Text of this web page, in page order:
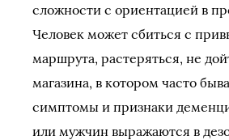
сложности с ориентацией в
Человек может сбиться с
маршрута, растеряться, не
магазина, в котором часто
симптомы и признаки
или мужчин выражаются в